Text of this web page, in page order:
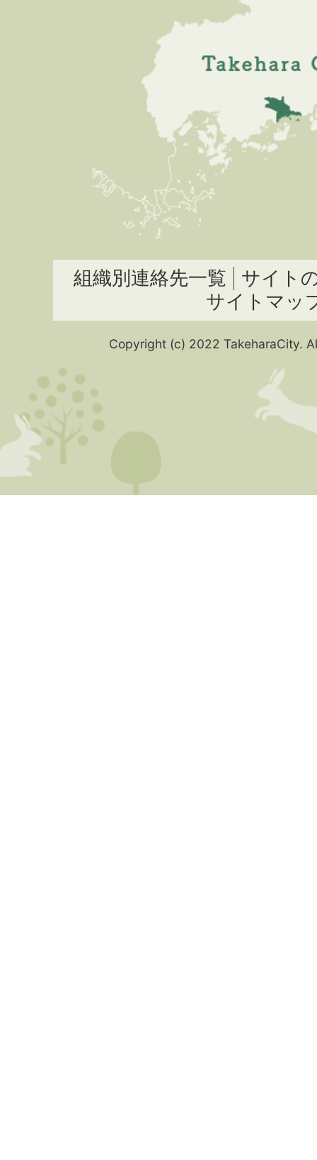
組織別連絡先一覧
サイト
サイトマッ
Copyright (c) 2022 TakeharaCity.